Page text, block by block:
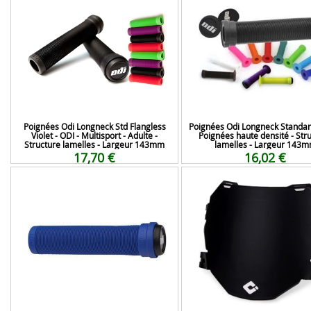
Poignées Odi Longneck Std Flangless
Violet - ODI - Multisport - Adulte -
Structure lamelles - Largeur 143mm
17,70 €
Poignées Odi Longneck
Poignées haute densité -
lamelles - Largeur
16,02 €